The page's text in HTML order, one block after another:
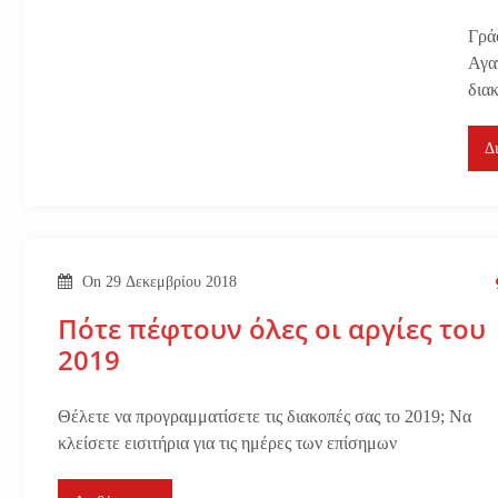
On 29 Δεκεμβρίου 2018
Πότε πέφτουν όλες οι αργίες του
2019
Θέλετε να προγραμματίσετε τις διακοπές σας το 2019; Να
κλείσετε εισιτήρια για τις ημέρες των επίσημων